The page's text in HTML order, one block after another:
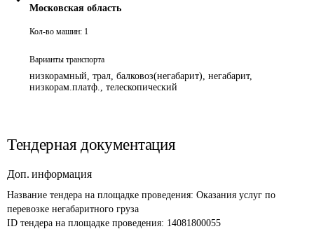
Московская область
Кол-во машин: 1
Варианты транспорта
низкорамный, трал, балковоз(негабарит), негабарит,
низкорам.платф., телескопический
Тендерная документация
Доп. информация
Название тендера на площадке проведения: Оказания услуг по
перевозке негабаритного груза
ID тендера на площадке проведения: 14081800055